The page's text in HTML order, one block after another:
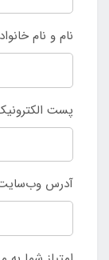
نام و نام
پست
آدرس